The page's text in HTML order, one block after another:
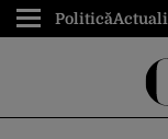
Politică